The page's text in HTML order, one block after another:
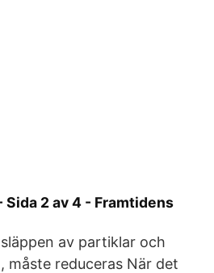
2 av 4 - Framtidens
av partiklar och
måste reduceras När det